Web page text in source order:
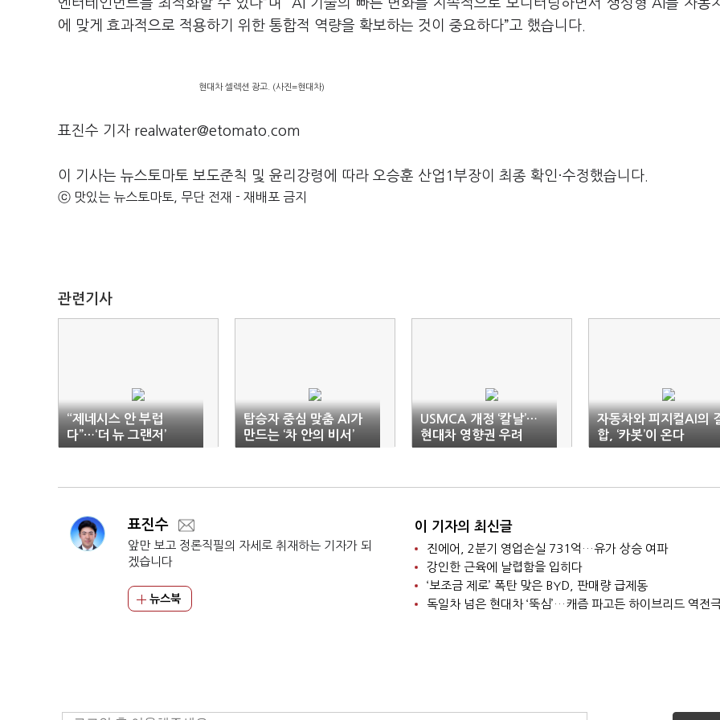
엔터테인먼트를 최적화할 수 있다”며 “AI 기술의 빠른 변화를 지속적으로 모니터링하면서 생성형 AI를 자동
에 맞게 효과적으로 적용하기 위한 통합적 역량을 확보하는 것이 중요하다”고 했습니다.
현대차 셀렉션 광고. (사진=현대차)
표진수 기자 realwater@etomato.com
이 기사는 뉴스토마토 보도준칙 및 윤리강령에 따라 오승훈 산업1부장이 최종 확인·수정했습니다.
ⓒ 맛있는 뉴스토마토, 무단 전재 - 재배포 금지
관련기사
“제네시스 안 부럽
다”…‘더 뉴 그랜저’
탑승자 중심 맞춤 AI가
만드는 ‘차 안의 비서’
USMCA 개정 ‘칼날’…
현대차 영향권 우려
자동차와 피지컬AI의
합, ‘카봇’이 온다
표진수
앞만 보고 정론직필의 자세로 취재하는 기자가 되
겠습니다
뉴스북
이 기자의 최신글
진에어, 2분기 영업손실 731억…유가 상승 여파
강인한 근육에 날렵함을 입히다
‘보조금 제로’ 폭탄 맞은 BYD, 판매량 급제동
독일차 넘은 현대차 ‘뚝심’…캐즘 파고든 하이브리드 역전